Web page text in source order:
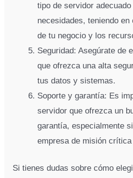
tipo de servidor
necesidades, teniendo en
de tu negocio y los
Seguridad: Asegúrate de
que ofrezca una alta
tus datos y sistemas.
Soporte y garantía: Es
servidor que ofrezca un
garantía, especialmente
empresa de misión
Si tienes dudas sobre cómo